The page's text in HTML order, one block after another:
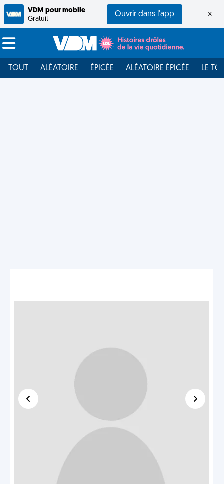
VDM pour mobile
Gratuit
Ouvrir dans l'app ×
TOUT ALÉATOIRE ÉPICÉE ALÉATOIRE ÉPICÉE LE